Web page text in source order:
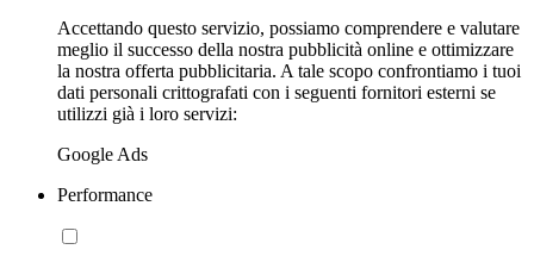
Accettando questo servizio, possiamo comprendere e valutare
meglio il successo della nostra pubblicità online e ottimizzare
la nostra offerta pubblicitaria. A tale scopo confrontiamo i tuoi
dati personali crittografati con i seguenti fornitori esterni se
utilizzi già i loro servizi:
Google Ads
Performance